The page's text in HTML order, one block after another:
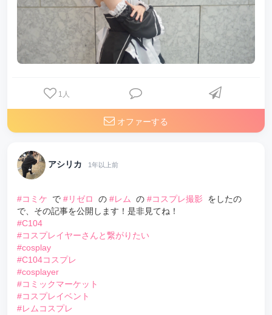
1 人
オファーする
アシリカ 1年以上前
#コミケ で #リゼロ の #レム の #コスプレ撮影 をしたの
で、その記事を公開します！是非見てね！
#C104
#コスプレイヤーさんと繋がりたい
#cosplay
#C104コスプレ
#cosplayer
#コミックマーケット
#コスプレイベント
#レムコスプレ